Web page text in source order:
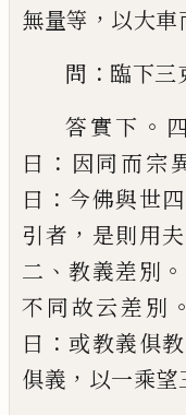
無量等 ， 以大車
問 ： 臨下三
答實下 。 四
曰 ： 因同而宗
曰 ： 今佛與世
引者 ， 是則用
二 、教義差別 。
不同故云差別 。
曰 ： 或教義俱教
俱義 ， 以一乘望